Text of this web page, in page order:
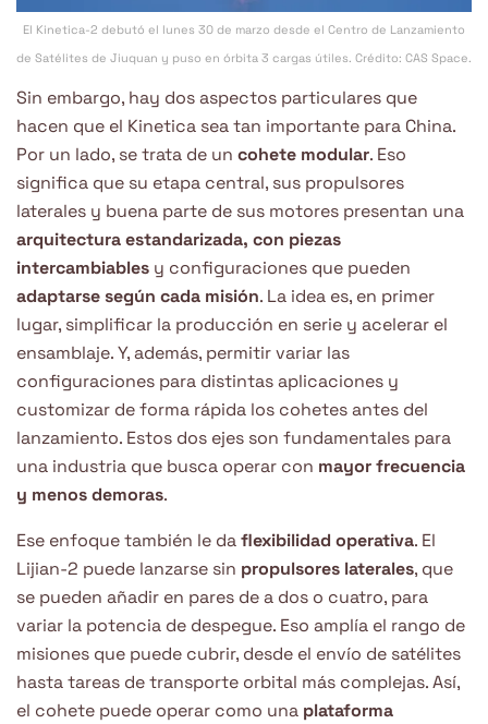
El Kinetica-2 debutó el lunes 30 de marzo desde el Centro de Lanzamiento
de Satélites de Jiuquan y puso en órbita 3 cargas útiles. Crédito: CAS Space.
Sin embargo, hay dos aspectos particulares que
hacen que el Kinetica sea tan importante para China.
Por un lado, se trata de un cohete modular. Eso
significa que su etapa central, sus propulsores
laterales y buena parte de sus motores presentan una
arquitectura estandarizada, con piezas
intercambiables y configuraciones que pueden
adaptarse según cada misión. La idea es, en primer
lugar, simplificar la producción en serie y acelerar el
ensamblaje. Y, además, permitir variar las
configuraciones para distintas aplicaciones y
customizar de forma rápida los cohetes antes del
lanzamiento. Estos dos ejes son fundamentales para
una industria que busca operar con mayor frecuencia
y menos demoras.
Ese enfoque también le daflexibilidad operativa. El
Lijian-2 puede lanzarse sin propulsores laterales, que
se pueden añadir en pares de a dos o cuatro, para
variar la potencia de despegue. Eso amplía el rango de
misiones que puede cubrir, desde el envío de satélites
hasta tareas de transporte orbital más complejas. Así,
el cohete puede operar como una plataforma